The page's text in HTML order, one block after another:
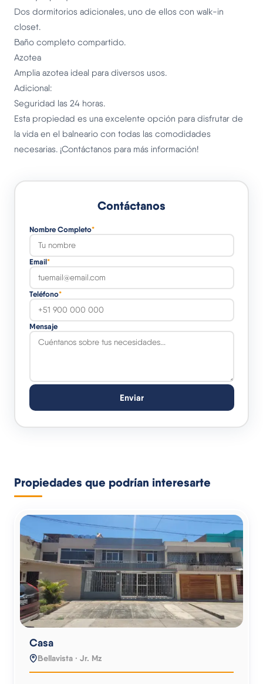
Dos dormitorios adicionales, uno de ellos con walk-in
closet.
Baño completo compartido.
Azotea
Amplia azotea ideal para diversos usos.
Adicional:
Seguridad las 24 horas.
Esta propiedad es una excelente opción para disfrutar de
la vida en el balneario con todas las comodidades
necesarias. ¡Contáctanos para más información!
Contáctanos
Nombre Completo*
Email*
Teléfono*
Mensaje
Enviar
Propiedades que podrían interesarte
Casa
Bellavista · Jr. Mz